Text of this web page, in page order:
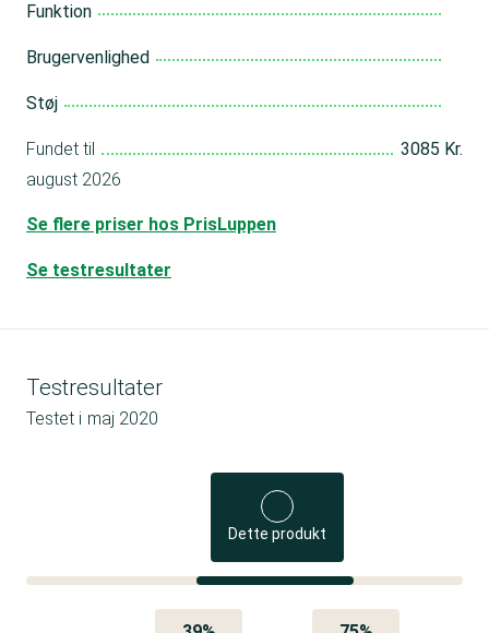
Funktion
Brugervenlighed
Støj
Fundet til
3085 Kr.
august 2026
Se flere priser hos PrisLuppen
Se testresultater
Testresultater
Testet i maj 2020
Dette produkt